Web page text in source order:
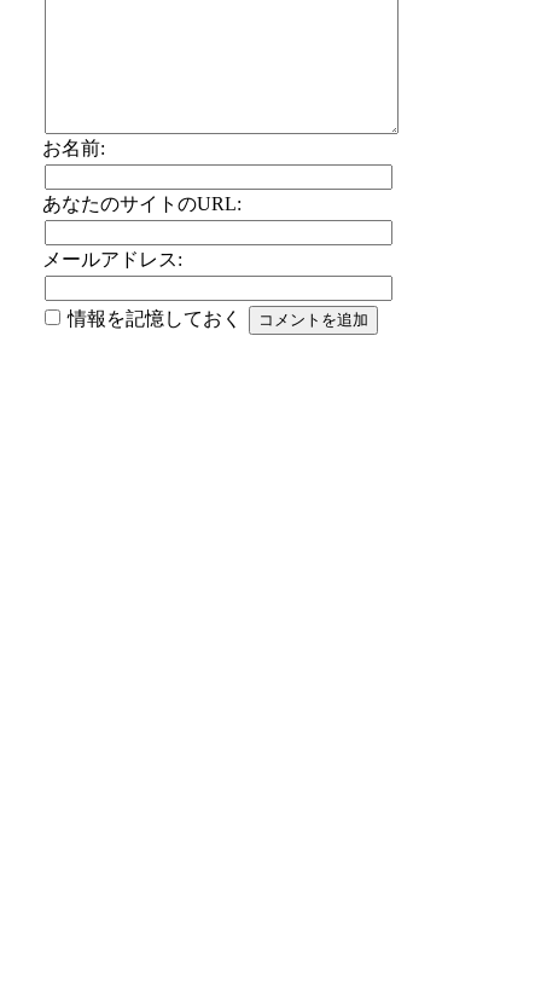
お名前:
あなたのサイトのURL:
メールアドレス:
情報を記憶しておく